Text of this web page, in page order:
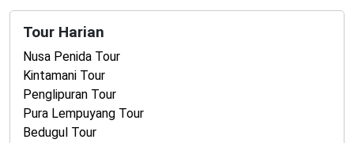
Tour Harian
Nusa Penida Tour
Kintamani Tour
Penglipuran Tour
Pura Lempuyang Tour
Bedugul Tour